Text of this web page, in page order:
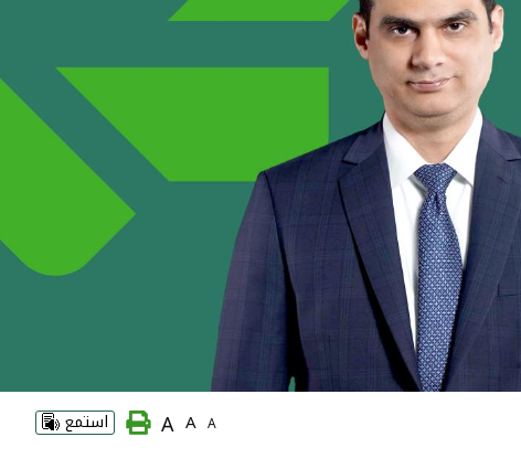
A
A
A استمع